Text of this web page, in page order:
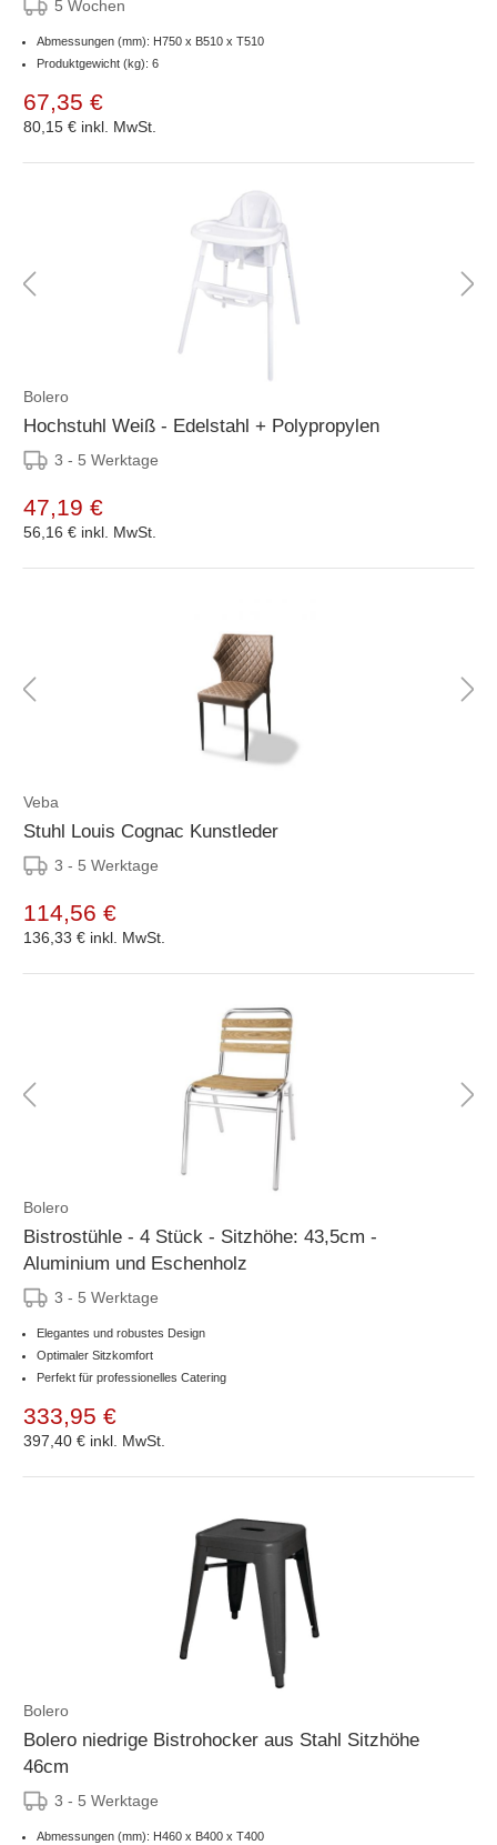
5 Wochen
Abmessungen (mm): H750 x B510 x T510
Produktgewicht (kg): 6
67,35 €
80,15 € inkl. MwSt.
Bolero
Hochstuhl Weiß - Edelstahl + Polypropylen
3 - 5 Werktage
47,19 €
56,16 € inkl. MwSt.
Veba
Stuhl Louis Cognac Kunstleder
3 - 5 Werktage
114,56 €
136,33 € inkl. MwSt.
Bolero
Bistrostühle - 4 Stück - Sitzhöhe: 43,5cm -
Aluminium und Eschenholz
3 - 5 Werktage
Elegantes und robustes Design
Optimaler Sitzkomfort
Perfekt für professionelles Catering
333,95 €
397,40 € inkl. MwSt.
Bolero
Bolero niedrige Bistrohocker aus Stahl Sitzhöhe
46cm
3 - 5 Werktage
Abmessungen (mm): H460 x B400 x T400